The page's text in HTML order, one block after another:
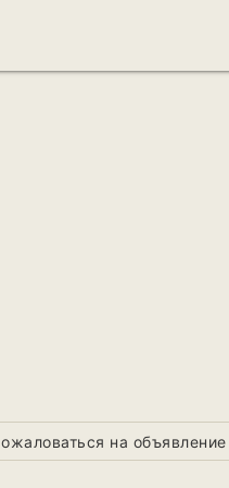
на объявление